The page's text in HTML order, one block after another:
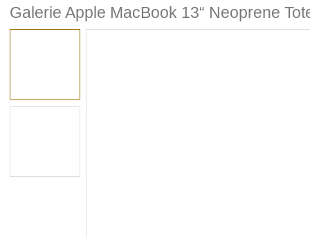
Galerie Apple MacBook 13“ Neoprene